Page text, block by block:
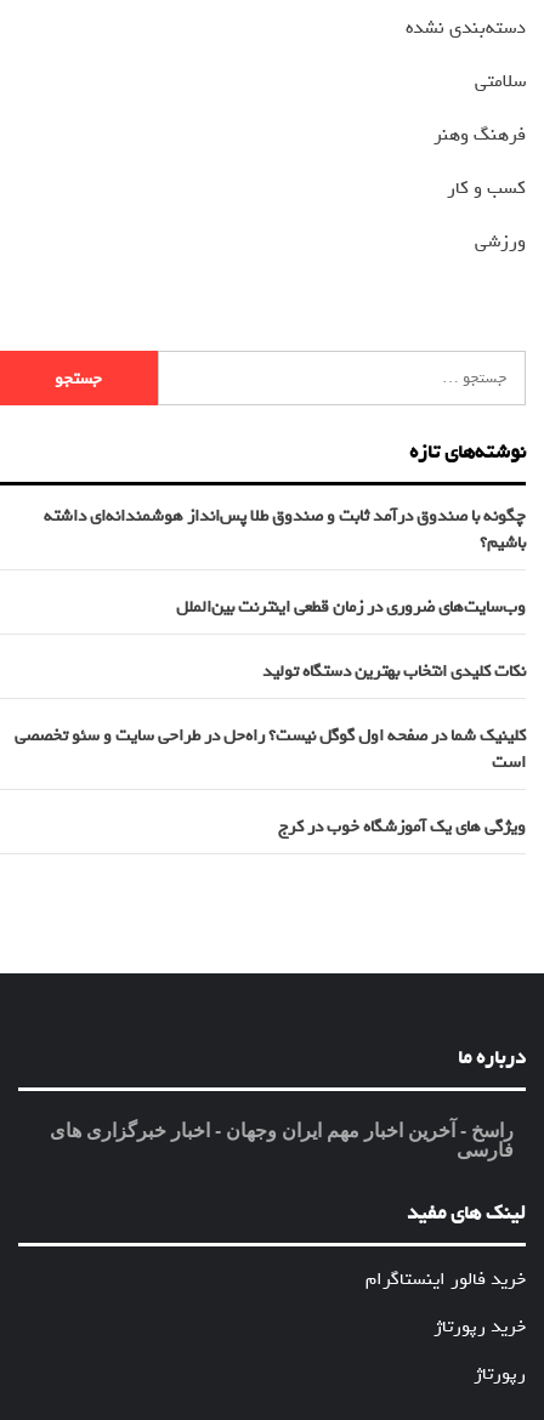
دسته‌بندی نشده
سلامتی
فرهنگ وهنر
کسب و کار
ورزشی
نوشته‌های تازه
چگونه با صندوق درآمد ثابت و صندوق طلا پس‌انداز هوشمندانه‌ای داشته
باشیم؟
وب‌سایت‌های ضروری در زمان قطعی اینترنت بین‌الملل
نکات کلیدی انتخاب بهترین دستگاه تولید
کلینیک شما در صفحه اول گوگل نیست؟ راه‌حل در طراحی سایت و سئو تخصصی
است
ویژگی های یک آموزشگاه خوب در کرج
درباره ما
راسخ - آخرین اخبار مهم ایران وجهان - اخبار خبرگزاری های
فارسی
لینک های مفید
خرید فالور اینستاگرام
خرید رپورتاژ
رپورتاژ